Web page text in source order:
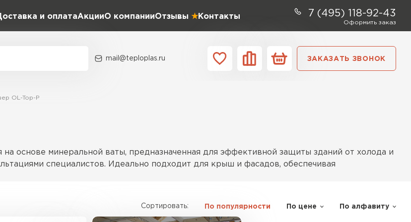
и оплатаАкцииО компанииОтзывы Контакты 7 (495) 118-92-43
Оформить заказ
mail@teploplas.ru ЗАКАЗАТЬ ЗВОНОК
OL-Top-P
на основе минеральной ваты, предназначенная для эффективной защиты зданий от холода и
специалистов. Идеально подходит для крыш и фасадов, обеспечивая
ему выдерживать значительные нагрузки без деформации. Он устойчив к влаге благодаря
Сортировать: По популярности По цене По алфавиту
Контакты
ПЕРЕЙТИ
ПЕРЕЙТИ